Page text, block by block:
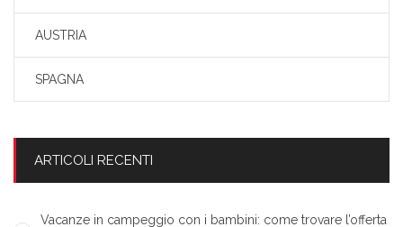
AUSTRIA
SPAGNA
ARTICOLI RECENTI
Vacanze in campeggio con i bambini: come trovare l’offerta